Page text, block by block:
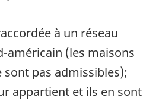
à un réseau
américain (les maisons
sont pas admissibles);
appartient et ils en sont